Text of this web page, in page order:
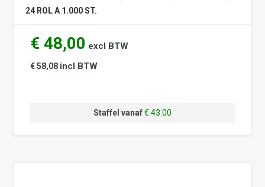
24 ROL A 1.000 ST.
€ 48,00 excl BTW
€ 58,08 incl BTW
Staffel vanaf€ 43.00